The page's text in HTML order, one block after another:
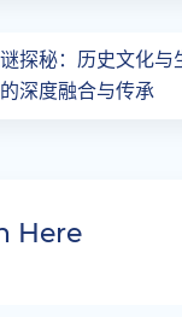
探秘：历史文化与
的深度融合与传承
Here